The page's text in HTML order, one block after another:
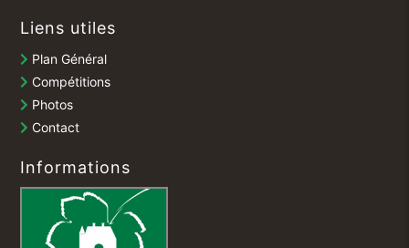
Liens utiles
Plan Général
Compétitions
Photos
Contact
Informations